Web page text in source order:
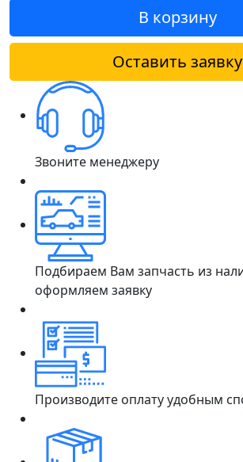
В корзину
Оставить заявку
Звоните менеджеру
Подбираем Вам запчасть из
оформляем заявку
Производите оплату удобным